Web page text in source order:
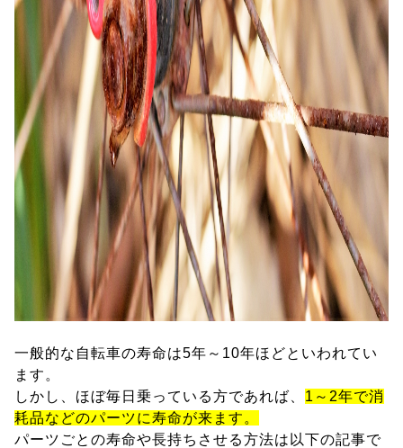
一般的な自転車の寿命は5年～10年ほどといわれてい
ます。
しかし、ほぼ毎日乗っている方であれば、 1～2年で消
耗品などのパーツに寿命が来ます。
パーツごとの寿命や長持ちさせる方法は以下の記事で